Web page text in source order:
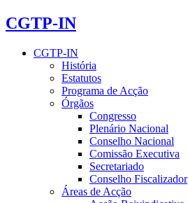
CGTP-IN
CGTP-IN
História
Estatutos
Programa de Acção
Órgãos
Congresso
Plenário Nacional
Conselho Nacional
Comissão Executiva
Secretariado
Conselho Fiscalizador
Áreas de Acção